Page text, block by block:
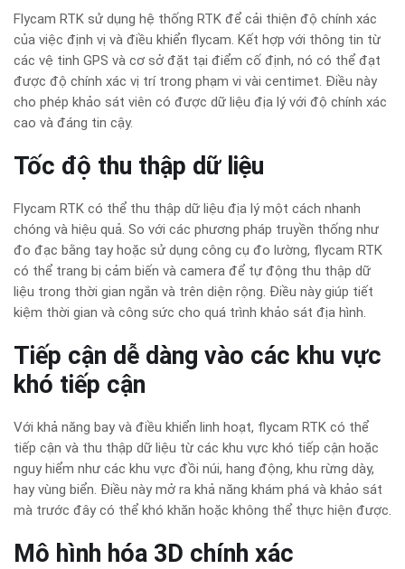
Flycam RTK sử dụng hệ thống RTK để cải thiện độ chính xác
của việc định vị và điều khiển flycam. Kết hợp với thông tin từ
các vệ tinh GPS và cơ sở đặt tại điểm cố định, nó có thể đạt
được độ chính xác vị trí trong phạm vi vài centimet. Điều này
cho phép khảo sát viên có được dữ liệu địa lý với độ chính xác
cao và đáng tin cậy.
Tốc độ thu thập dữ liệu
Flycam RTK có thể thu thập dữ liệu địa lý một cách nhanh
chóng và hiệu quả. So với các phương pháp truyền thống như
đo đạc bằng tay hoặc sử dụng công cụ đo lường, flycam RTK
có thể trang bị cảm biến và camera để tự động thu thập dữ
liệu trong thời gian ngắn và trên diện rộng. Điều này giúp tiết
kiệm thời gian và công sức cho quá trình khảo sát địa hình.
Tiếp cận dễ dàng vào các khu vực
khó tiếp cận
Với khả năng bay và điều khiển linh hoạt, flycam RTK có thể
tiếp cận và thu thập dữ liệu từ các khu vực khó tiếp cận hoặc
nguy hiểm như các khu vực đồi núi, hang động, khu rừng dày,
hay vùng biển. Điều này mở ra khả năng khám phá và khảo sát
mà trước đây có thể khó khăn hoặc không thể thực hiện được.
Mô hình hóa 3D chính xác